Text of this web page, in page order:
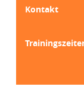
Kontakt